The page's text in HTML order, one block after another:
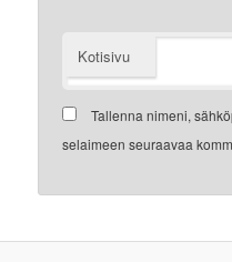
Kotisivu
Tallenna nimeni,
selaimeen seuraavaa